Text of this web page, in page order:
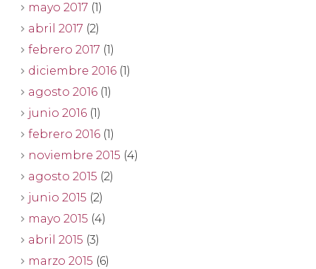
mayo 2017 (1)
abril 2017 (2)
febrero 2017 (1)
diciembre 2016 (1)
agosto 2016 (1)
junio 2016 (1)
febrero 2016 (1)
noviembre 2015 (4)
agosto 2015 (2)
junio 2015 (2)
mayo 2015 (4)
abril 2015 (3)
marzo 2015 (6)